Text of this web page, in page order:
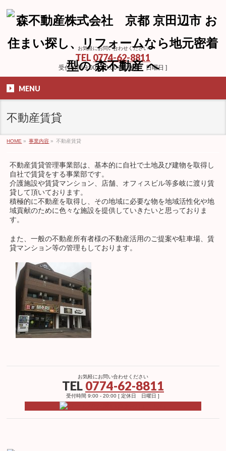
お気軽にお問い合わせください
TEL 0774-62-8811
受付時間 9:00 - 20:00 [ 定休日 日曜日 ]
MENU
不動産賃貸
HOME » 事業内容 » 不動産賃貸
不動産賃貸管理事業部は、基本的に自社で土地及び建物を取得し
自社で賃貸をする事業部です。
介護施設や賃貸マンション、店舗、オフィスビル等多岐に渡り賃
貸して頂いております。
積極的に不動産を取得し、その地域に必要な物を地域活性化や地
域貢献のために色々な施設を提供していきたいと思っておりま
す。
また、一般の不動産所有者様の不動産活用のご提案や駐車場、賃
貸マンション等の管理もしております。
お気軽にお問い合わせください
TEL 0774-62-8811
受付時間 9:00 - 20:00 [ 定休日 日曜日 ]